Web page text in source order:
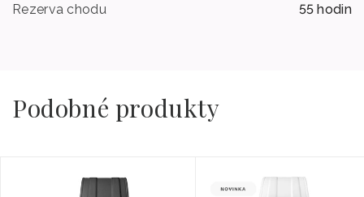
Rezerva chodu 55 hodin
Podobné produkty